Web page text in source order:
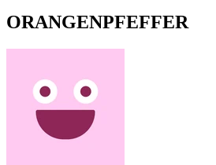
ORANGENPFEFFER